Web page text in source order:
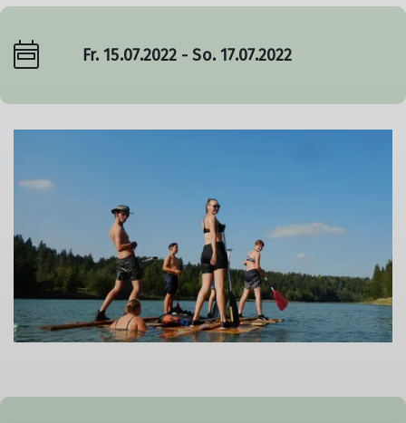
Fr. 15.07.2022 - So. 17.07.2022